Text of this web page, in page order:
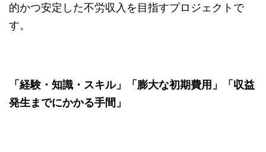
的かつ安定した不労収入を目指すプロジェクトで
す。
「経験・知識・スキル」「膨大な初期費用」「収益
発生までにかかる手間」